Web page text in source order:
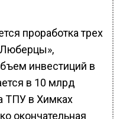
проработка трех
инвестиций в
в 10 млрд
ТПУ в Химках
окончательная